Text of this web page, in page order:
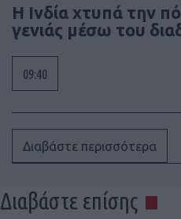
Η Ινδία χτυπά την
γενιάς μέσω του
09:40
Διαβάστε περισσότερα
Διαβάστε επίσης